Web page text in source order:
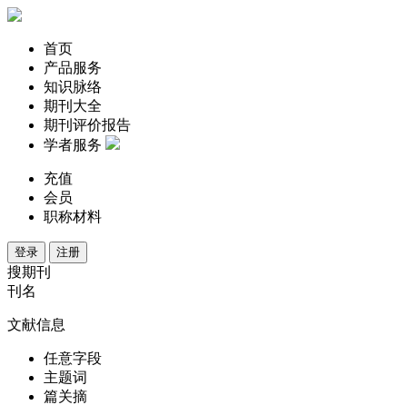
首页
产品服务
知识脉络
期刊大全
期刊评价报告
学者服务
充值
会员
职称材料
登录 注册
搜期刊
刊名
文献信息
任意字段
主题词
篇关摘